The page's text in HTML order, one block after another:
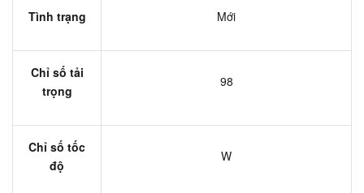
Tình trạng Mới
Chỉ số tải
trọng
98
Chỉ số tốc
độ
W